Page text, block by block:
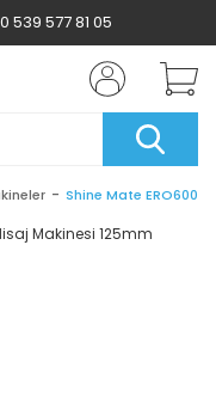
0 539 577 81 05
Shine Mate ERO600